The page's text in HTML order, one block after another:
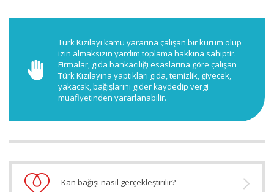
Türk Kızılayı kamu yararına çalışan bir kurum olup
izin almaksızın yardım toplama hakkına sahiptir.
Firmalar, gıda bankacılığı esaslarına göre çalışan
Türk Kızılayına yaptıkları gıda, temizlik, giyecek,
yakacak, bağışlarını gider kaydedip vergi
muafiyetinden yararlanabilir.
Kan bağışı nasıl gerçekleştirilir?